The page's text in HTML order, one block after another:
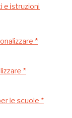
e istruzioni
*
*
le scuole *